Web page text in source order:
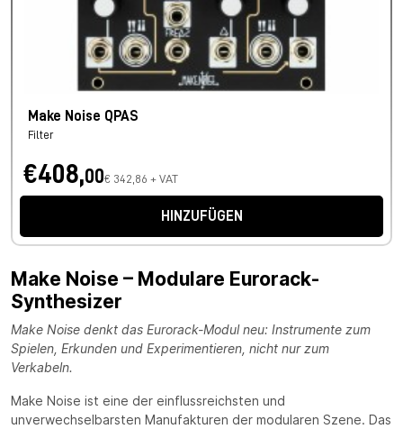
Make Noise QPAS
Filter
€408,00€ 342,86 + VAT
HINZUFÜGEN
Make Noise – Modulare Eurorack-
Synthesizer
Make Noise denkt das Eurorack-Modul neu: Instrumente zum
Spielen, Erkunden und Experimentieren, nicht nur zum
Verkabeln.
Make Noise ist eine der einflussreichsten und
unverwechselbarsten Manufakturen der modularen Szene. Das